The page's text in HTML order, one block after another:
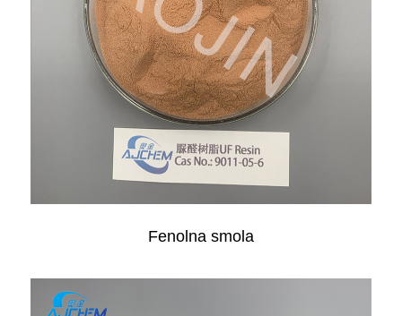
Fenolna smola